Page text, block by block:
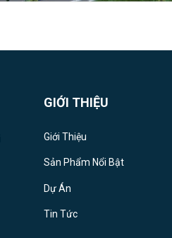
GIỚI THIỆU
Giới Thiệu
Sản Phẩm Nổi Bật
Dự Án
Tin Tức